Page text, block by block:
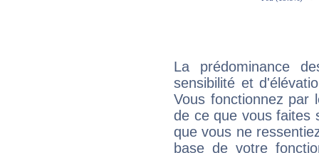
La prédominance
sensibilité et
Vous fonctionnez
de ce que vous faites
que vous ne
base de votre